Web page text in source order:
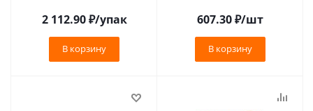
2 112.90₽/упак
В корзину
607.30₽/шт
В корзину